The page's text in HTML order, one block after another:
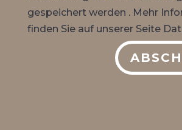
gespeichert werden . Mehr
finden Sie auf unserer Seite